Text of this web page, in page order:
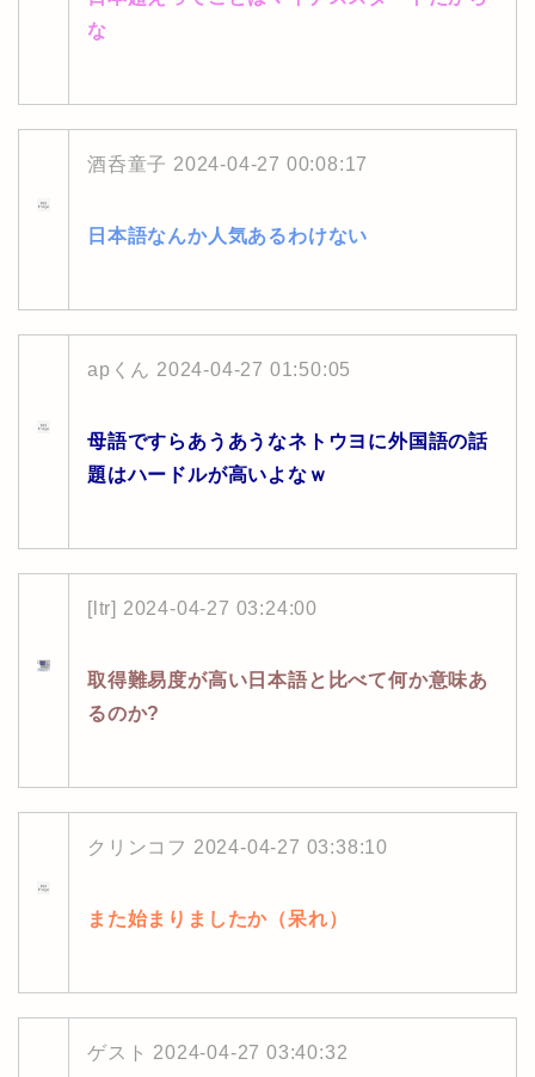
な
酒呑童子 2024-04-27 00:08:17
日本語なんか人気あるわけない
apくん 2024-04-27 01:50:05
母語ですらあうあうなネトウヨに外国語の話
題はハードルが高いよなｗ
[ltr] 2024-04-27 03:24:00
取得難易度が高い日本語と比べて何か意味あ
るのか?
クリンコフ 2024-04-27 03:38:10
また始まりましたか（呆れ）
ゲスト 2024-04-27 03:40:32